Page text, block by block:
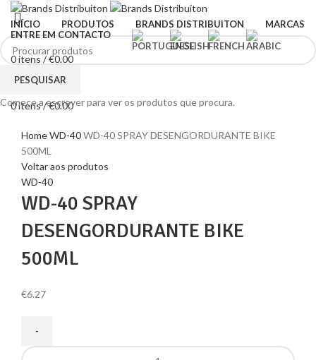
INÍCIO PRODUTOS BRANDS DISTRIBUITON
MARCAS
ENTRE EM CONTACTO
0itens /€0.00
Menu
0itens/€0.00
HomeWD-40WD-40 SPRAY DESENGORDURANTE BIKE
500ML
Voltar aos produtos
WD-40
WD-40 SPRAY
DESENGORDURANTE BIKE
500ML
€6.27
PESQUISAR
Comece a escrever para ver os produtos que procura.